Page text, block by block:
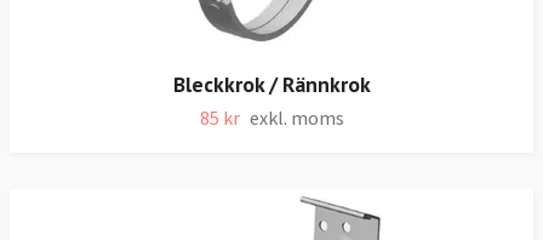
Bleckkrok / Rännkrok
85 kr exkl. moms